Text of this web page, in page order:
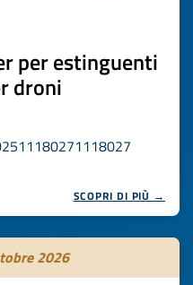
per estinguenti
droni
SCOPRI DI PIÙ →
2026